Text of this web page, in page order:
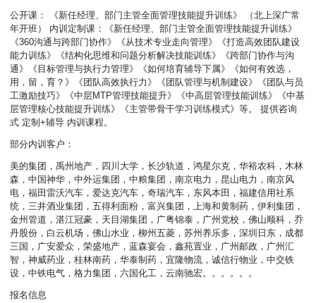
公开课： 《新任经理、部门主管全面管理技能提升训练》 （北上深广常
年开班） 内训定制课：《新任经理、部门主管全面管理技能提升训练》
《360沟通与跨部门协作》《从技术专业走向管理》《打造高效团队建设
能力训练》《结构化思维和问题分析解决技能训练》《跨部门协作与沟
通》《目标管理与执行力管理》《如何培育辅导下属》《如何有效选，
用，留，育？》《团队高效执行力》《团队管理与机制建设》《团队与员
工激励技巧》《中层MTP管理技能提升》《中高层管理技能训练》《中基
层管理核心技能提升训练》《主管带骨干学习训练模式》等。 提供咨询
式 定制+辅导 内训课程。
部分内训客户：
美的集团，禹州地产，四川大学，长沙轨道，鸿星尔克，华裕农科，木林
森，中国神华，中外运集团，中粮集团，南京电力，昆山电力，南京风
电，福田雷沃汽车，爱达克汽车，奇瑞汽车，东风本田，福建信用社系
统，三井酒业集团，五得利面粉，富兴集团，上海和黄制药，伊利集团，
金州管道，湛江冠豪，天目湖集团，广粤锦泰，广州党校，佛山顺科，乔
丹股份，白云机场，佛山水业，柳州五菱，苏州养乐多，深圳日东，成都
三国，广安爱众，荣盛地产，蓝森宴会，鑫苑置业，广州邮政，广州汇
智，神威药业，桂林南药，华泰制药，宜隆物流，诚信行物业，中交铁
设，中铁电气，格力集团，六国化工，云南驰宏。。。。。。
报名信息